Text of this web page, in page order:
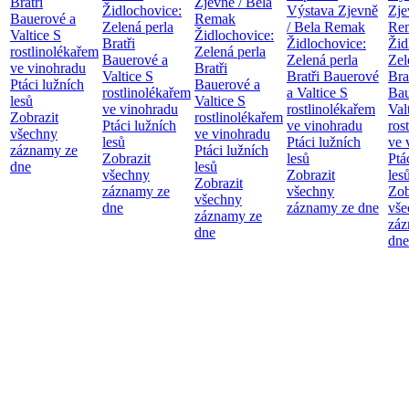
Bauerové a
Valtice S
rostlinolékařem
ve vinohradu
Ptáci lužních
lesů
Zobrazit
všechny
záznamy ze
dne
Židlochovice:
Zelená perla
Bratři
Bauerové a
Valtice S
rostlinolékařem
ve vinohradu
Ptáci lužních
lesů
Zobrazit
všechny
záznamy ze
dne
Remak
Židlochovice:
Zelená perla
Bratři
Bauerové a
Valtice S
rostlinolékařem
ve vinohradu
Ptáci lužních
lesů
Zobrazit
všechny
záznamy ze
dne
Výstava Zjevně
/ Bela Remak
Židlochovice:
Zelená perla
Bratři Bauerové
a Valtice S
rostlinolékařem
ve vinohradu
Ptáci lužních
lesů
Zobrazit
všechny
záznamy ze dne
ve
dne